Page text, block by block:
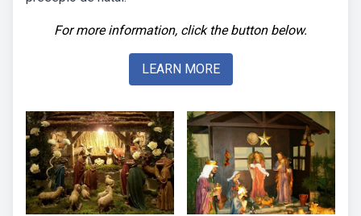
For more information, click the button below.
LEARN MORE